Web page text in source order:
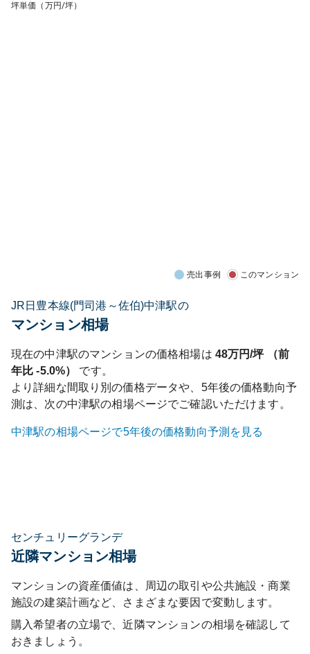
坪単価（万円/坪）
売出事例 このマンション
JR日豊本線(門司港～佐伯)中津駅の
マンション相場
現在の中津駅のマンションの価格相場は 48万円/坪 （前
年比-5.0%）
です。
より詳細な間取り別の価格データや、5年後の価格動向予
測は、次の中津駅の相場ページでご確認いただけます。
中津駅の相場ページで5年後の価格動向予測を見る
センチュリーグランデ
近隣マンション相場
マンションの資産価値は、周辺の取引や公共施設・商業
施設の建築計画など、さまざまな要因で変動します。
購入希望者の立場で、近隣マンションの相場を確認して
おきましょう。